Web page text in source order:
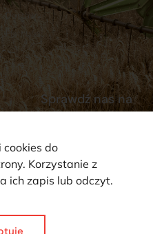
Dostawy
Płatności
Sprawdź nas na
prawa zastrzeżone ©
do
Korzystanie z
ich zapis lub odczyt.